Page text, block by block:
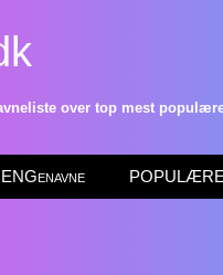
over top mest
POPULÆRE